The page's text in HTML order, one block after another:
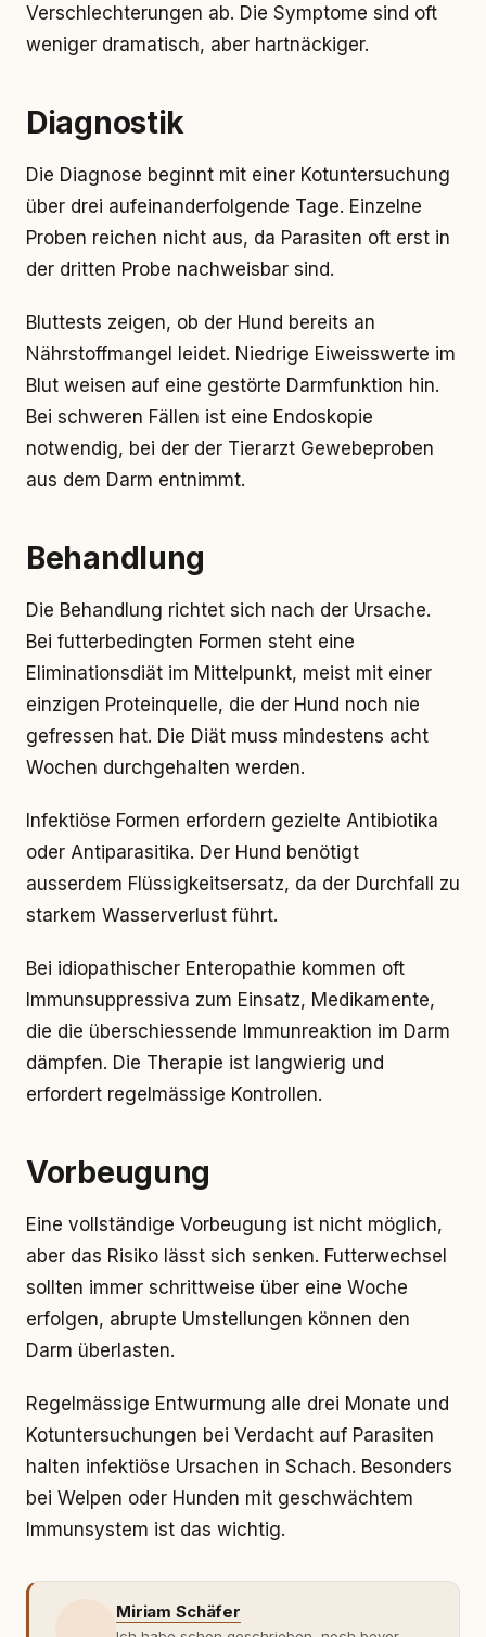
Verschlechterungen ab. Die Symptome sind oft
weniger dramatisch, aber hartnäckiger.
Diagnostik
Die Diagnose beginnt mit einer Kotuntersuchung
über drei aufeinanderfolgende Tage. Einzelne
Proben reichen nicht aus, da Parasiten oft erst in
der dritten Probe nachweisbar sind.
Bluttests zeigen, ob der Hund bereits an
Nährstoffmangel leidet. Niedrige Eiweisswerte im
Blut weisen auf eine gestörte Darmfunktion hin.
Bei schweren Fällen ist eine Endoskopie
notwendig, bei der der Tierarzt Gewebeproben
aus dem Darm entnimmt.
Behandlung
Die Behandlung richtet sich nach der Ursache.
Bei futterbedingten Formen steht eine
Eliminationsdiät im Mittelpunkt, meist mit einer
einzigen Proteinquelle, die der Hund noch nie
gefressen hat. Die Diät muss mindestens acht
Wochen durchgehalten werden.
Infektiöse Formen erfordern gezielte Antibiotika
oder Antiparasitika. Der Hund benötigt
ausserdem Flüssigkeitsersatz, da der Durchfall zu
starkem Wasserverlust führt.
Bei idiopathischer Enteropathie kommen oft
Immunsuppressiva zum Einsatz, Medikamente,
die die überschiessende Immunreaktion im Darm
dämpfen. Die Therapie ist langwierig und
erfordert regelmässige Kontrollen.
Vorbeugung
Eine vollständige Vorbeugung ist nicht möglich,
aber das Risiko lässt sich senken. Futterwechsel
sollten immer schrittweise über eine Woche
erfolgen, abrupte Umstellungen können den
Darm überlasten.
Regelmässige Entwurmung alle drei Monate und
Kotuntersuchungen bei Verdacht auf Parasiten
halten infektiöse Ursachen in Schach. Besonders
bei Welpen oder Hunden mit geschwächtem
Immunsystem ist das wichtig.
Miriam Schäfer